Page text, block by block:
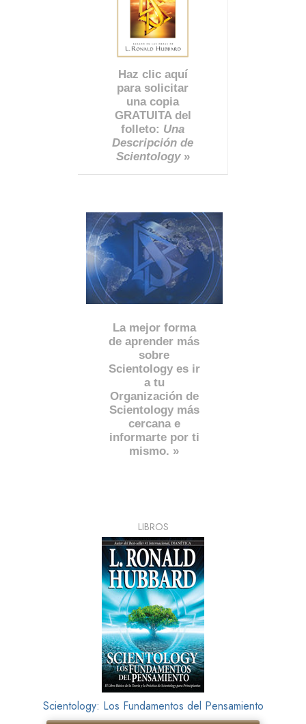
Haz clic aquí
para solicitar
una copia
GRATUITA del
folleto: Una
Descripción de
Scientology»
La mejor forma
de aprender más
sobre
Scientology es ir
a tu
Organización de
Scientology más
cercana e
informarte por ti
mismo. »
LIBROS
Scientology: Los Fundamentos del Pensamiento